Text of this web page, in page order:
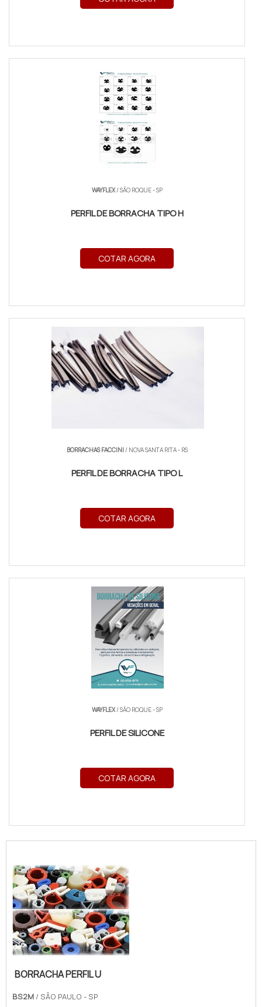
WAYFLEX/ SÃO ROQUE - SP
PERFIL DE BORRACHA TIPO H
COTAR AGORA
BORRACHAS FACCINI/ NOVA SANTA RITA - RS
PERFIL DE BORRACHA TIPO L
COTAR AGORA
WAYFLEX/ SÃO ROQUE - SP
PERFIL DE SILICONE
COTAR AGORA
BORRACHA PERFIL U
BS2M / SÃO PAULO - SP